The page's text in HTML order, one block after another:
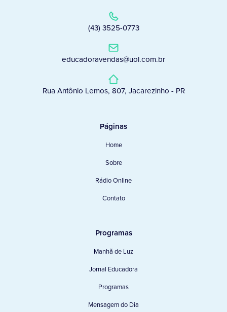
(43) 3525-0773
educadoravendas@uol.com.br
Rua Antônio Lemos, 807, Jacarezinho - PR
Páginas
Home
Sobre
Rádio Online
Contato
Programas
Manhã de Luz
Jornal Educadora
Programas
Mensagem do Dia